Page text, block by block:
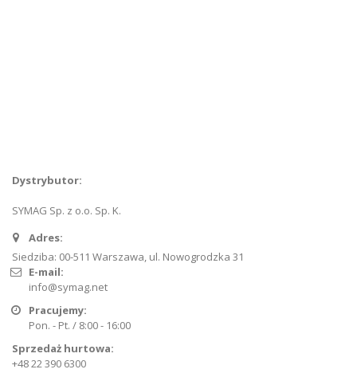
Dystrybutor:
SYMAG Sp. z o.o. Sp. K.
Adres:
Siedziba: 00-511 Warszawa, ul. Nowogrodzka 31
E-mail:
info@symag.net
Pracujemy:
Pon. - Pt. / 8:00 - 16:00
Sprzedaż hurtowa:
+48 22 390 6300